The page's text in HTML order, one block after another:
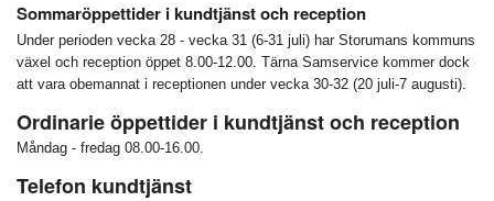
Sommaröppettider i kundtjänst och reception
Under perioden vecka 28 - vecka 31 (6-31 juli) har Storumans kommuns
växel och reception öppet 8.00-12.00. Tärna Samservice kommer dock
att vara obemannat i receptionen under vecka 30-32 (20 juli-7 augusti).
Ordinarie öppettider i kundtjänst och reception
Måndag - fredag 08.00-16.00.
Telefon kundtjänst